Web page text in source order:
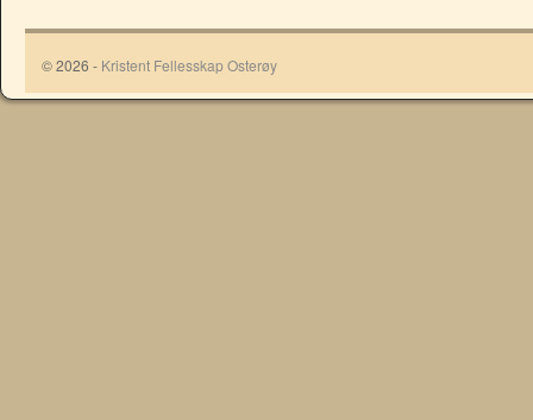
© 2026 - Kristent Fellesskap Osterøy